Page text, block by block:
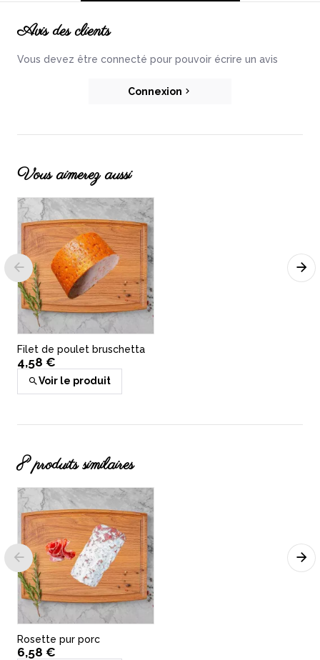
Avis des clients
Vous devez être connecté pour pouvoir écrire un avis
Connexion
Vous aimerez aussi
Filet de poulet bruschetta
4,58 €
Voir le produit
Filet pur +/-600gr
11,34 €
Ajouter au panier
8 produits similaires
Rosette pur porc
6,58 €